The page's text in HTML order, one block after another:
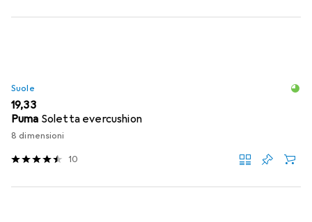
Suole
EUR
19,33
Puma Soletta evercushion
8 dimensioni
10